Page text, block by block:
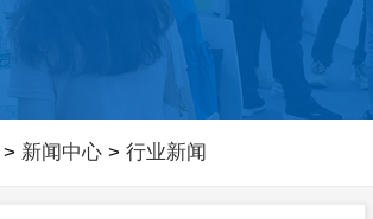
> 新闻中心 >行业新闻